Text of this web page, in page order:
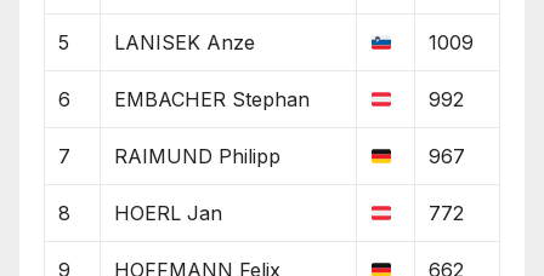
5 LANISEK Anze 1009
6 EMBACHER Stephan 992
7 RAIMUND Philipp 967
8 HOERL Jan 772
9 HOFFMANN Felix 662